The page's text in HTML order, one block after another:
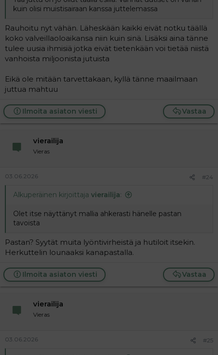
kuin olisi muistisairaan kanssa juttelemassa
Rauhoitu nyt vähän. Läheskään kaikki eivät notku täällä
koko valveillaoloaikansa niin kuin sinä. Lisäksi aina tänne
tulee uusia ihmisiä jotka eivät tietenkään voi tietää niistä
vanhoista miljoonista jutuista
Eikä ole mitään tarvettakaan, kyllä tänne maailmaan
juttua mahtuu
Vastaa
Ilmoita asiaton viesti
vierailija
Vieras
03.06.2026 #24
Alkuperäinen kirjoittaja vierailija:
Olet itse näyttänyt mallia ahkerasti hänelle pastan
tavoista
Pastan? Syytät muita lyöntivirheistä ja hutiloit itsekin.
Herkuttelin lounaaksi kanapastalla.
Vastaa
Ilmoita asiaton viesti
vierailija
Vieras
03.06.2026 #25